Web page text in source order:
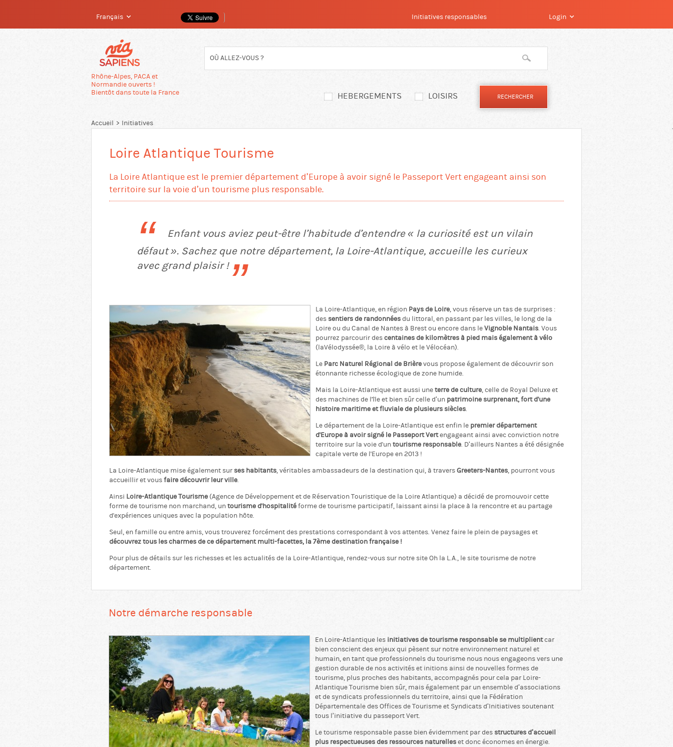
Français Initiatives responsables Login
Rhône-Alpes, PACA et
Normandie ouverts !
Bientôt dans toute la France
HEBERGEMENTS LOISIRS
Accueil Initiatives
Loire Atlantique Tourisme
La Loire Atlantique est le premier département d’Europe à avoir signé le Passeport Vert engageant ainsi son
territoire sur la voie d’un tourisme plus responsable.
Enfant vous aviez peut-être l’habitude d’entendre « la curiosité est un vilain
défaut ». Sachez que notre département, la Loire-Atlantique, accueille les curieux
avec grand plaisir !
La Loire-Atlantique, en région Pays de Loire, vous réserve un tas de surprises :
des sentiers de randonnées du littoral, en passant par les villes, le long de la
Loire ou du Canal de Nantes à Brest ou encore dans leVignoble Nantais. Vous
pourrez parcourir descentaines de kilomètres à pied mais également à vélo
(laVélodyssée®, la Loire à vélo et le Vélocéan).
Le Parc Naturel Régional de Brièrevous propose également de découvrir son
étonnante richesse écologique de zone humide.
Mais la Loire-Atlantique est aussi uneterre de culture, celle de Royal Deluxe et
des machines de l'île et bien sûr celle d’un patrimoine surprenant, fort d'une
histoire maritime et fluviale de plusieurs siècles.
Le département de la Loire-Atlantique est enfin le premier département
d'Europe à avoir signé le Passeport Vertengageant ainsi avec conviction notre
territoire sur la voie d'untourisme responsable. D’ailleurs Nantes a été désignée
capitale verte de l'Europe en 2013 !
La Loire-Atlantique mise également sur ses habitants, véritables ambassadeurs de la destination qui, à traversGreeters-Nantes, pourront vous
accueillir et vousfaire découvrir leur ville.
Ainsi Loire-Atlantique Tourisme (Agence de Développement et de Réservation Touristique de la Loire Atlantique) a décidé de promouvoir cette
forme de tourisme non marchand, untourisme d'hospitalitéforme de tourisme participatif, laissant ainsi la place à la rencontre et au partage
d'expériences uniques avec la population hôte.
Seul, en famille ou entre amis, vous trouverez forcément des prestations correspondant à vos attentes. Venez faire le plein de paysages et
découvrez tous les charmes de ce département multi-facettes, la 7ème destination française !
Pour plus de détails sur les richesses et les actualités de la Loire-Atlantique, rendez-vous sur notre site Oh la L.A., le site tourisme de notre
département.
Notre démarche responsable
En Loire-Atlantique les initiatives de tourisme responsable se multiplientcar
bien conscient des enjeux qui pèsent sur notre environnement naturel et
humain, en tant que professionnels du tourisme nous nous engageons vers une
gestion durable de nos activités et initions ainsi de nouvelles formes de
tourisme, plus proches des habitants, accompagnés pour cela par Loire-
Atlantique Tourisme bien sûr, mais également par un ensemble d’associations
et de syndicats professionnels du territoire, ainsi que la Fédération
Départementale des Offices de Tourisme et Syndicats d’Initiatives soutenant
tous l’initiative du passeport Vert.
Le tourisme responsable passe bien évidemment par des structures d’accueil
plus respectueuses des ressources naturelleset donc économes en énergie.